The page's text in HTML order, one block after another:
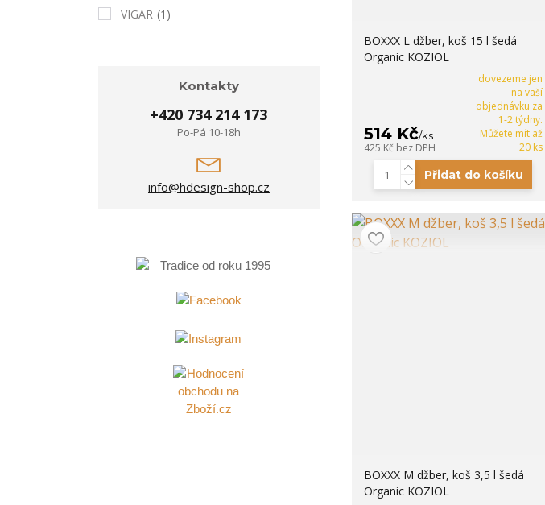
BOXXX L džber, koš 15 l šedá
Organic KOZIOL
514 Kč/ks
425 Kč bez DPH
dovezeme jen
na vaší
objednávku za
1-2 týdny.
Můžete mít až
20 ks
Přidat do košíku
BOXXX M džber, koš 3,5 l šedá
Organic KOZIOL
VIGAR (1)
Kontakty
+420 734 214 173
Po-Pá 10-18h
info@hdesign-shop.cz